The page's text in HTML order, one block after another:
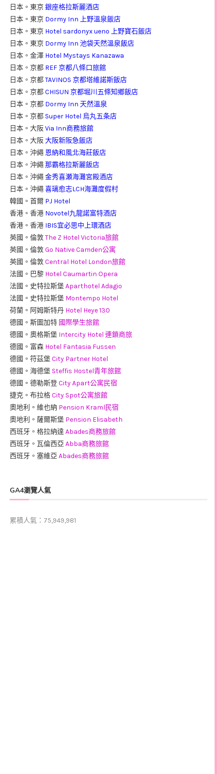
日本。東京銀座格拉斯麗酒店
日本。東京 Dormy Inn 上野溫泉飯店
日本。東京 Hotel sardonyx ueno 上野寶石飯店
日本。東京 Dormy Inn 池袋天然溫泉飯店
日本。金澤 Hotel Mystays Kanazawa
日本。京都 REF 京都八條口旅館
日本。京都TAVINOS 京都塔維諾斯飯店
日本。京都CHISUN 京都堀川五條知鄉飯店
日本。京都 Dormy Inn 天然溫泉
日本。京都 Super Hotel 烏丸五条店
日本。大阪Via Inn商務旅館
日本。大阪大阪新阪急飯店
日本。沖繩 恩納和風北海莊飯店
日本。沖繩那霸格拉斯麗飯店
日本。沖繩金秀喜瀬海灘宮殿酒店
日本。沖繩喜璃愈志LCH海灘度假村
韓國。首爾 PJ Hotel
香港。香港 Novotel九龍諾富特酒店
香港。香港 IBIS宜必思中上環酒店
英國。倫敦The Z Hotel Victoria旅館
英國。倫敦Go Native Camden公寓
英國。倫敦Central Hotel London旅館
法國。巴黎 Hotel Caumartin Opera
法國。史特拉斯堡 Aparthotel Adagio
法國。史特拉斯堡 Montempo Hotel
荷蘭。阿姆斯特丹 Hotel Heye 130
德國。斯圖加特 國際學生旅館
德國。奧格斯堡 Intercity Hotel 連鎖商旅
德國。富森 Hotel Fantasia Fussen
德國。符茲堡 City Partner Hotel
德國。海德堡 Steffis Hostel青年旅館
德國。德勒斯登City Apart公寓民宿
捷克。布拉格City Spot公寓旅館
奧地利。維也納 Pension Kraml民宿
奧地利。薩爾斯堡 Pension Elisabeth
西班牙。格拉納達 Abades商務旅館
西班牙。瓦倫西亞 Abba商務旅館
西班牙。塞維亞 Abades商務旅館
GA4瀏覽人氣
累積人氣：75,949,981